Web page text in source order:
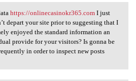
https:/
https://onlinecasinokr365.comI just
depart your site prior to suggesting that I
enjoyed the standard information an
provide for your visitors? Is gonna be
in order to inspect new posts